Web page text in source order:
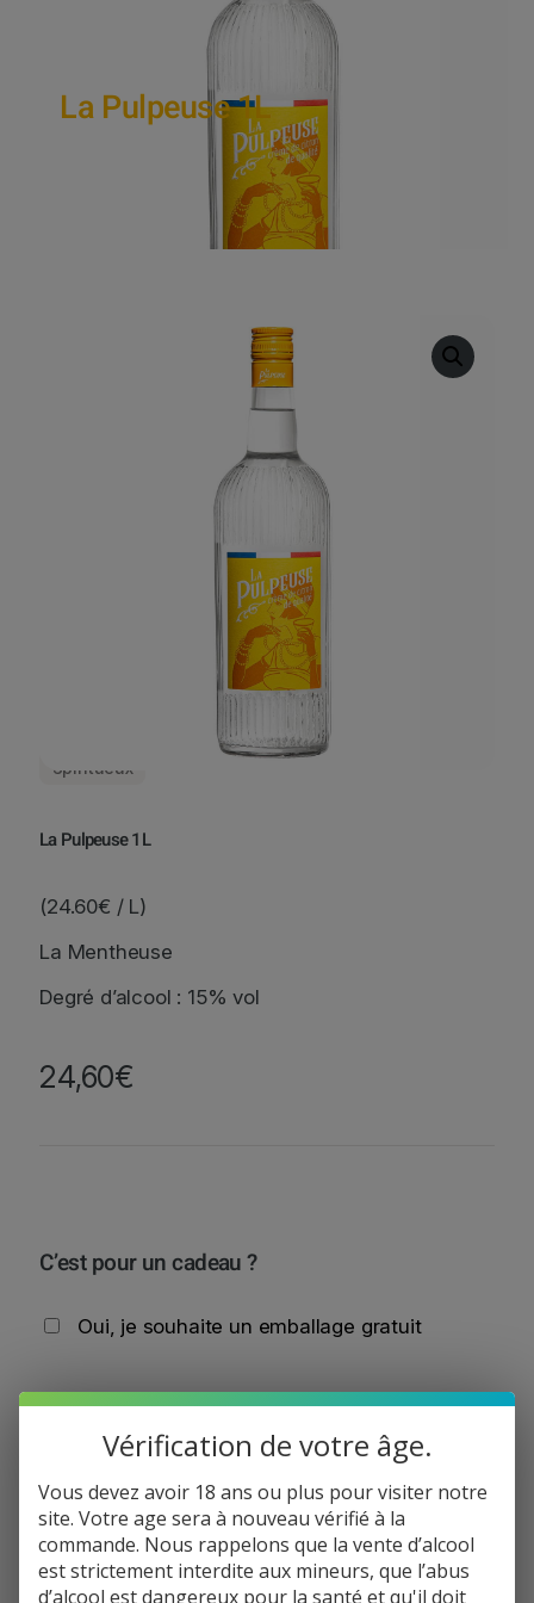
La Pulpeuse 1L
Spiritueux
La Pulpeuse 1L
(24.60€ / L)
La Mentheuse
Degré d’alcool : 15% vol
24,60€
C’est pour un cadeau ?
Oui, je souhaite un emballage gratuit
Total de la commande: 24,60€
a
n
t
i
Informations de paiement
Informations de livraison
Vérification de votre âge.
Vous devez avoir 18 ans ou plus pour visiter notre
site. Votre age sera à nouveau vérifié à la
commande. Nous rappelons que la vente d’alcool
est strictement interdite aux mineurs, que l’abus
d’alcool est dangereux pour la santé et qu'il doit